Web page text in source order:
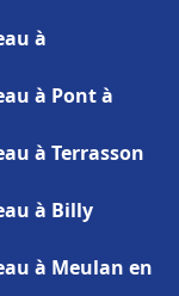
à
à Pont à
à Terrasson
à Billy
à Meulan en